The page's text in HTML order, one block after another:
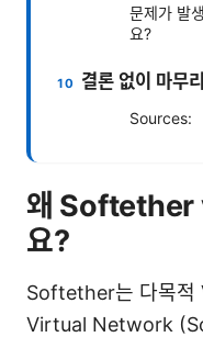
문제가 발
요?
결론 없이 마무리
Sources:
왜 Softether
요?
Softether는 다목적
Virtual Network